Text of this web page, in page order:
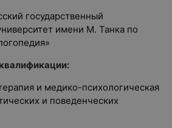
государственный
имени М. Танка по
и медико-психологическая
и поведенческих